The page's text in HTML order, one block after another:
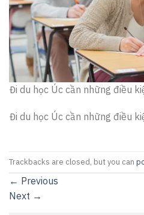
Đi du học Úc cần những điều
Đi du học Úc cần những điều
Trackbacks are closed, but you can
← Previous
Next →